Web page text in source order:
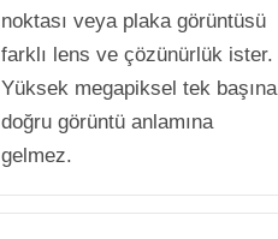
noktası veya plaka görüntüsü
farklı lens ve çözünürlük ister.
Yüksek megapiksel tek başına
doğru görüntü anlamına
gelmez.